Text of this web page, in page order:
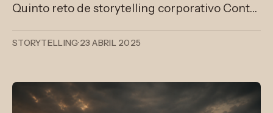
Quinto reto de storytelling corporativo Contar
muestre el valor de las alianzas duraderas.
STORYTELLING·23 ABRIL 2025